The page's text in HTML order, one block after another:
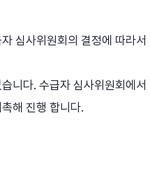
심사위원회의 결정에 따라서
니다. 수급자 심사위원회에서
해 진행 합니다.